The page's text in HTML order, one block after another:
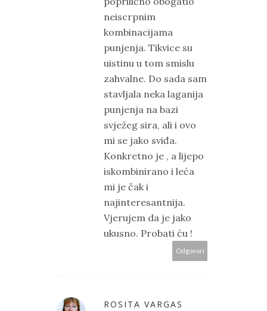
neiscrpnim
kombinacijama
punjenja. Tikvice su
uistinu u tom smislu
zahvalne. Do sada sam
stavljala neka laganija
punjenja na bazi
svježeg sira, ali i ovo
mi se jako sviđa.
Konkretno je , a lijepo
iskombinirano i leća
mi je čak i
najinteresantnija.
Vjerujem da je jako
ukusno. Probati ću !
Odgovori
ROSITA VARGAS